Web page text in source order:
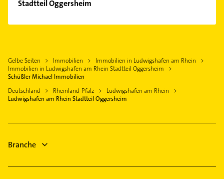
Ruchheim
Mannheim
Schifferstadt
Lampertheim
Viernheim
Bauunternehmen
Putzfrau
Elektroinstallation
Stadtteil Oggersheim
Steuerberater
Bestatter
Phoniatrie
Logopädie
Elektro Reparatur
Gelbe Seiten Immobilien
Immobilien in Ludwigshafen am Rhein
Immobilien in Ludwigshafen am Rhein Stadtteil Oggersheim
Schüßler Michael Immobilien
Deutschland
Rheinland-Pfalz
Ludwigshafen am Rhein
Ludwigshafen am Rhein Stadtteil Oggersheim
Branche